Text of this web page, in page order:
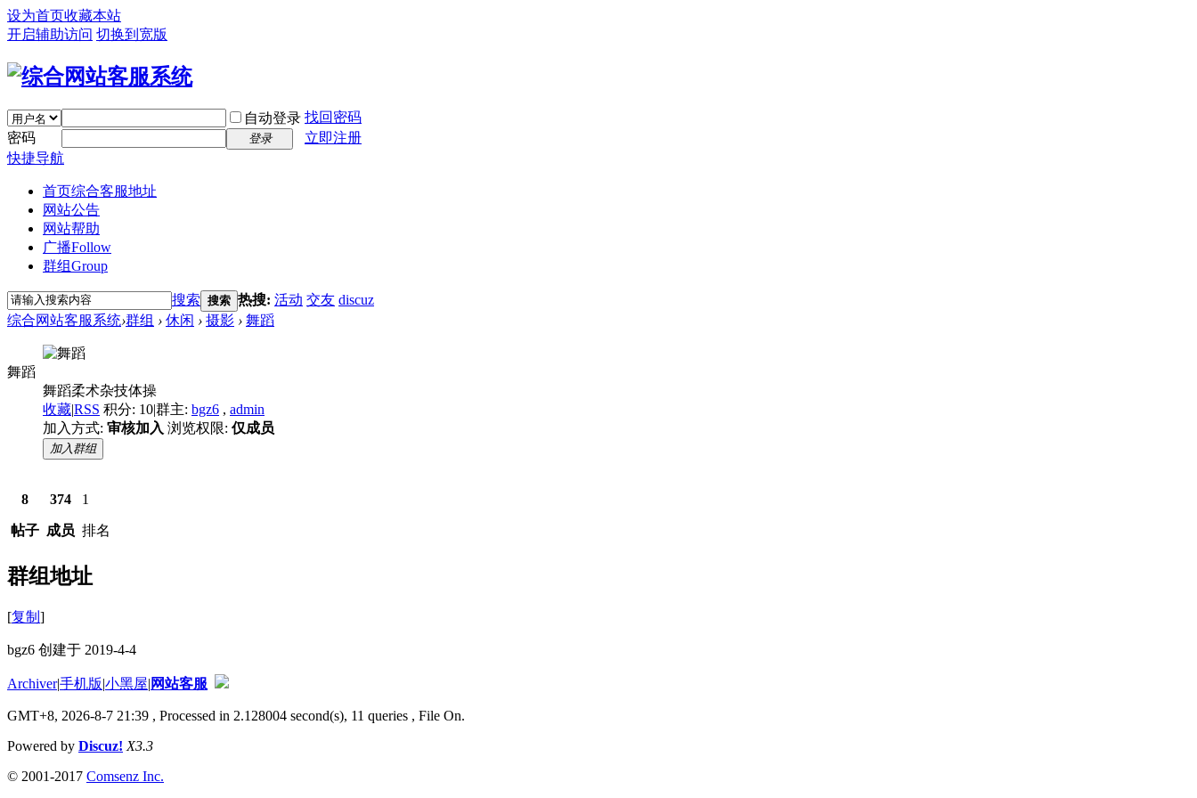
设为首页收藏本站
开启辅助访问 切换到宽版
自动登录 找回密码
密码
登录
立即注册
快捷导航
首页综合客服地址
网站公告
网站帮助
广播Follow
群组Group
搜索 搜索 热搜: 活动 交友 discuz
综合网站客服系统›群组 › 休闲 › 摄影 › 舞蹈
舞蹈
舞蹈柔术杂技体操
收藏|RSS 积分: 10|群主: bgz6 , admin
加入方式: 审核加入 浏览权限: 仅成员
加入群组
8
帖子
374
成员
1
排名
群组地址
[复制 ]
bgz6 创建于 2019-4-4
Archiver|手机版|小黑屋| 网站客服
GMT+8, 2026-8-7 21:39 , Processed in 2.128004 second(s), 11 queries , File On.
Powered by Discuz! X3.3
© 2001-2017 Comsenz Inc.